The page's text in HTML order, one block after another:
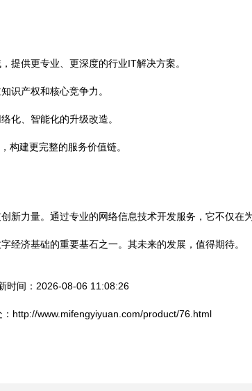
提供更专业、更深度的行业IT解决方案。
识产权和核心竞争力。
化、智能化的升级改造。
构建更完整的服务价值链。
新力量。通过专业的网络信息技术开发服务，它不仅在
经济基础的重要基石之一。其未来的发展，值得期待。
时间：2026-08-06 11:08:26
http://www.mifengyiyuan.com/product/76.html